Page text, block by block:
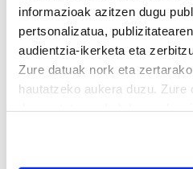
informazioak azitzen dugu
pertsonalizatua,
audientzia-ikerketa eta
Zure datuak nork eta
hautatzeko aukera duzu. Zure
If you allow, we would also